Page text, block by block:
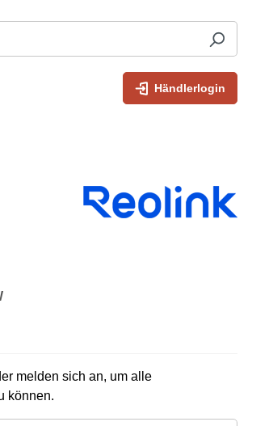
Händlerlogin
melden sich an, um alle
können.